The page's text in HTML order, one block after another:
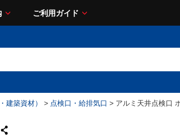
ご利用ガイド
建築資材） > 点検口・給排気口 > アルミ天井点検口